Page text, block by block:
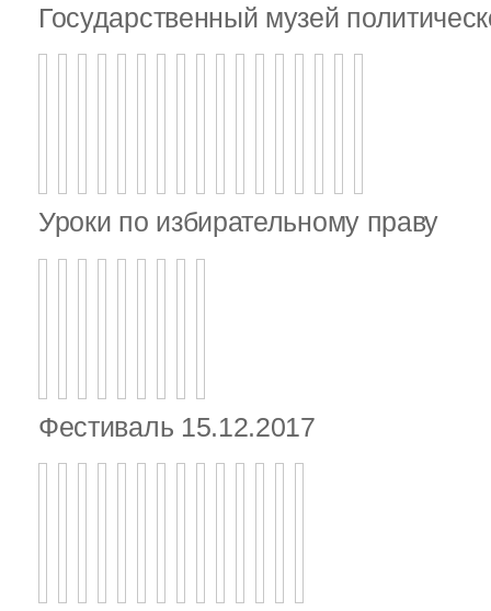
Государственный музей
Уроки по избирательному праву
Фестиваль 15.12.2017